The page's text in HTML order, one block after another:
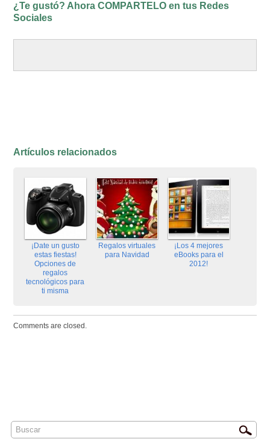
¿Te gustó? Ahora COMPARTELO en tus Redes
Sociales
Artículos relacionados
¡Date un gusto
estas fiestas!
Opciones de
regalos
tecnológicos para
ti misma
Regalos virtuales
para Navidad
¡Los 4 mejores
eBooks para el
2012!
Comments are closed.